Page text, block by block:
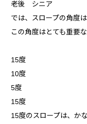
老後 シニア
では、スロープの角度
この角度はとても重要
15度
10度
5度
15度
15度のスロープは、か